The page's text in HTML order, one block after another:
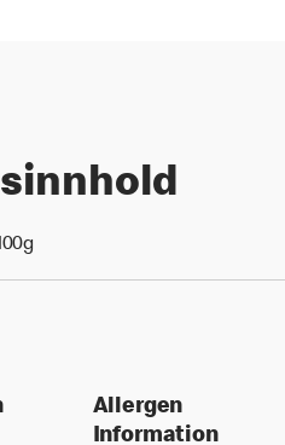
Allergen
Information